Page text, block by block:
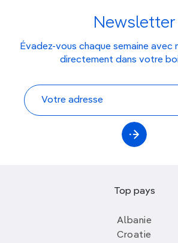
Newsletter
Évadez-vous chaque semaine
directement dans votre
Top pays
Albanie
Croatie